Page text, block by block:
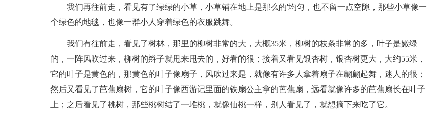
我们再往前走，看见有了绿绿的小草，小草铺在地上是那么的'均匀，也不留一点空隙，那些小草像一
个绿色的地毯，也像一群小人穿着绿色的衣服跳舞。
我们有往前走，看见了树林，那里的柳树非常的大，大概35米，柳树的枝条非常的多，叶子是嫩绿
的，一阵风吹过来，柳树的辫子就甩来甩去的，好看的很；接着又看见银杏树，银杏树更大，大约55米，
它的叶子是黄色的，那黄色的叶子像扇子，风吹过来是，就像有许多人拿着扇子在翩翩起舞，迷人的很；
然后又看见了芭蕉扇树，它的叶子像西游记里面的铁扇公主拿的芭蕉扇，远看就像许多的芭蕉扇长在叶子
上；之后看见了桃树，那些桃树结了一堆桃，就像仙桃一样，别人看见了，就想摘下来吃了它。